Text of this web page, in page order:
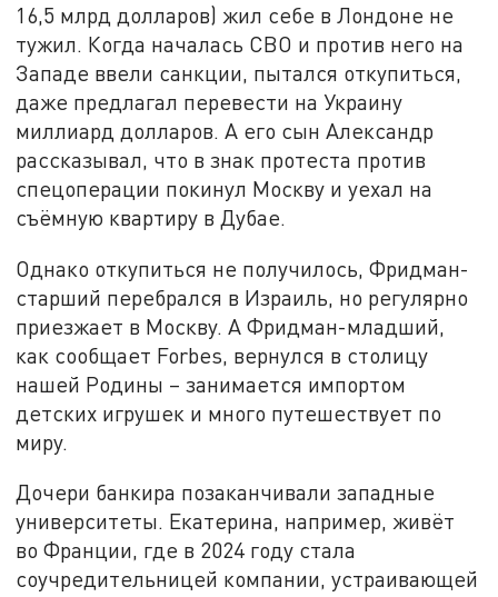
16,5 млрд долларов) жил себе в Лондоне не
тужил. Когда началась СВО и против него на
Западе ввели санкции, пытался откупиться,
даже предлагал перевести на Украину
миллиард долларов. А его сын Александр
рассказывал, что в знак протеста против
спецоперации покинул Москву и уехал на
съёмную квартиру в Дубае.
Однако откупиться не получилось, Фридман-
старший перебрался в Израиль, но регулярно
приезжает в Москву. А Фридман-младший,
как сообщает Forbes, вернулся в столицу
нашей Родины – занимается импортом
детских игрушек и много путешествует по
миру.
Дочери банкира позаканчивали западные
университеты. Екатерина, например, живёт
во Франции, где в 2024 году стала
соучредительницей компании, устраивающей